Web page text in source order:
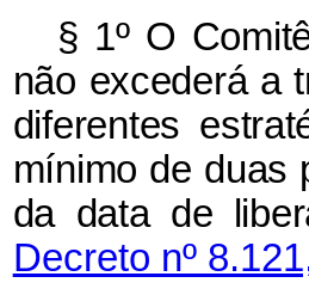
§ 1º O
não excederá a
diferentes
mínimo de duas
da data de
Decreto nº